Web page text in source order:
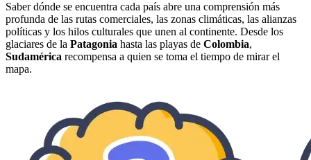
Saber dónde se encuentra cada país abre una comprensión más
profunda de las rutas comerciales, las zonas climáticas, las alianzas
políticas y los hilos culturales que unen al continente. Desde los
glaciares de la Patagonia hasta las playas de Colombia,
Sudamérica recompensa a quien se toma el tiempo de mirar el
mapa.